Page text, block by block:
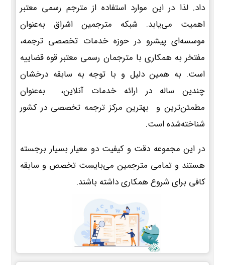
داد. لذا در این موارد استفاده از مترجم رسمی معتبر
اهمیت می‌یابد. شبکه مترجمین اشراق به‌عنوان
موسسه‌ای پیشرو در حوزه خدمات تخصصی ترجمه،
مفتخر به همکاری با مترجمان رسمی معتبر قوه قضاییه
است. به همین دلیل و با توجه به سابقه درخشان
چندین ساله در ارائه خدمات آنلاین، به‌عنوان
مطمئن‌ترین و بهترین مرکز ترجمه تخصصی در کشور
شناخته‌شده است.
در این مجموعه دقت و کیفیت دو معیار بسیار برجسته
هستند و تمامی مترجمین می‌بایست تخصص و سابقه
کافی برای شروع همکاری داشته باشند.